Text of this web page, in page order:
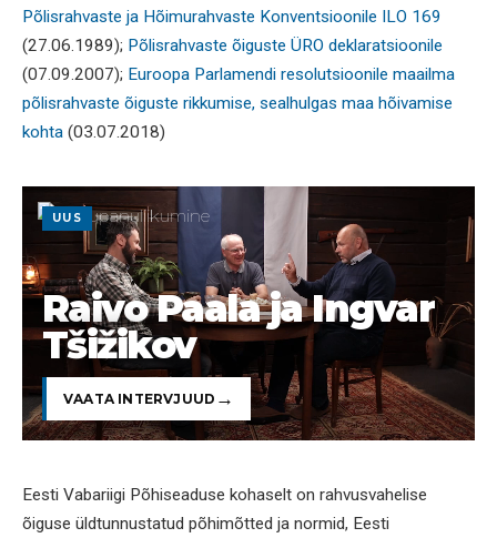
Põlisrahvaste ja Hõimurahvaste Konventsioonile ILO 169
(27.06.1989); Põlisrahvaste õiguste ÜRO deklaratsioonile
(07.09.2007); Euroopa Parlamendi resolutsioonile maailma
põlisrahvaste õiguste rikkumise, sealhulgas maa hõivamise
kohta (03.07.2018)
UUS
Raivo Paala ja Ingvar
Tšižikov
VAATA INTERVJUUD
Eesti Vabariigi Põhiseaduse kohaselt on rahvusvahelise
õiguse üldtunnustatud põhimõtted ja normid, Eesti